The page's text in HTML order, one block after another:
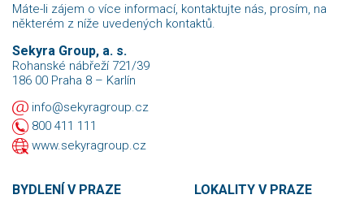
Máte-li zájem o více informací, kontaktujte nás, prosím, na
některém z níže uvedených kontaktů.
Sekyra Group, a. s.
Rohanské nábřeží 721/39
186 00 Praha 8 – Karlín
info@sekyragroup.cz
800 411 111
www.sekyragroup.cz
LOKALITY V PRAZE
BYDLENÍ V PRAZE